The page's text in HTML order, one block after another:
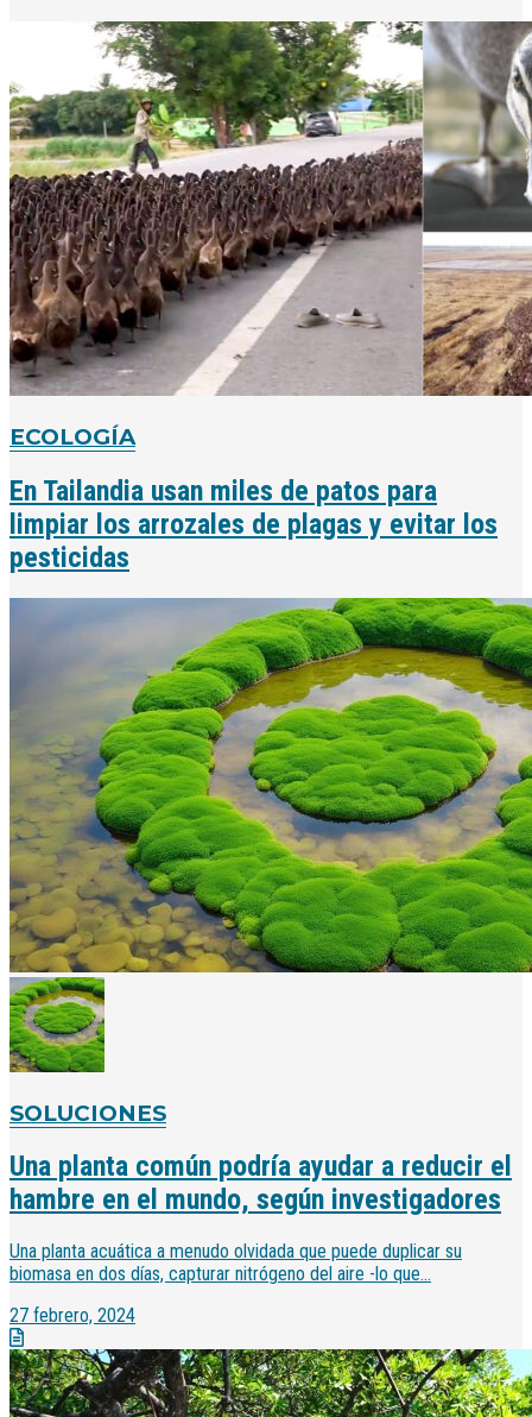
ECOLOGÍA
En Tailandia usan miles de patos para
limpiar los arrozales de plagas y evitar los
pesticidas
SOLUCIONES
Una planta común podría ayudar a reducir el
hambre en el mundo, según investigadores
Una planta acuática a menudo olvidada que puede duplicar su
biomasa en dos días, capturar nitrógeno del aire -lo que...
27 febrero, 2024